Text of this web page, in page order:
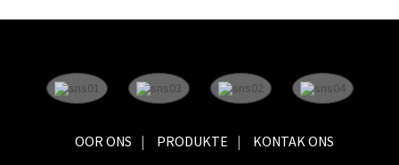
OOR ONS PRODUKTE KONTAK ONS